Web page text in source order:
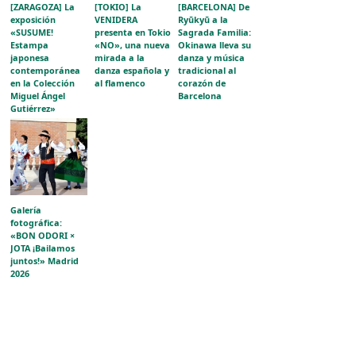
[ZARAGOZA] La
exposición
«SUSUME!
Estampa
japonesa
contemporánea
en la Colección
Miguel Ángel
Gutiérrez»
acerca la
evolución del
grabado japonés
al público
aragonés
[TOKIO] La
VENIDERA
presenta en Tokio
«NO», una nueva
mirada a la
danza española y
al flamenco
[BARCELONA] De
Ryūkyū a la
Sagrada Familia:
Okinawa lleva su
danza y música
tradicional al
corazón de
Barcelona
Galería
fotográfica:
«BON ODORI ×
JOTA ¡Bailamos
juntos!» Madrid
2026